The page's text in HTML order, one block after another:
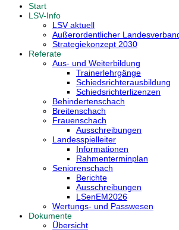
Start
LSV-Info
LSV aktuell
Außerordentlicher
Strategiekonzept 2030
Referate
Aus- und Weiterbildung
Trainerlehrgänge
Schiedsrichterausbildung
Schiedsrichterlizenzen
Behindertenschach
Breitenschach
Frauenschach
Ausschreibungen
Landesspielleiter
Informationen
Rahmenterminplan
Seniorenschach
Berichte
Ausschreibungen
LSenEM2026
Wertungs- und Passwesen
Dokumente
Übersicht